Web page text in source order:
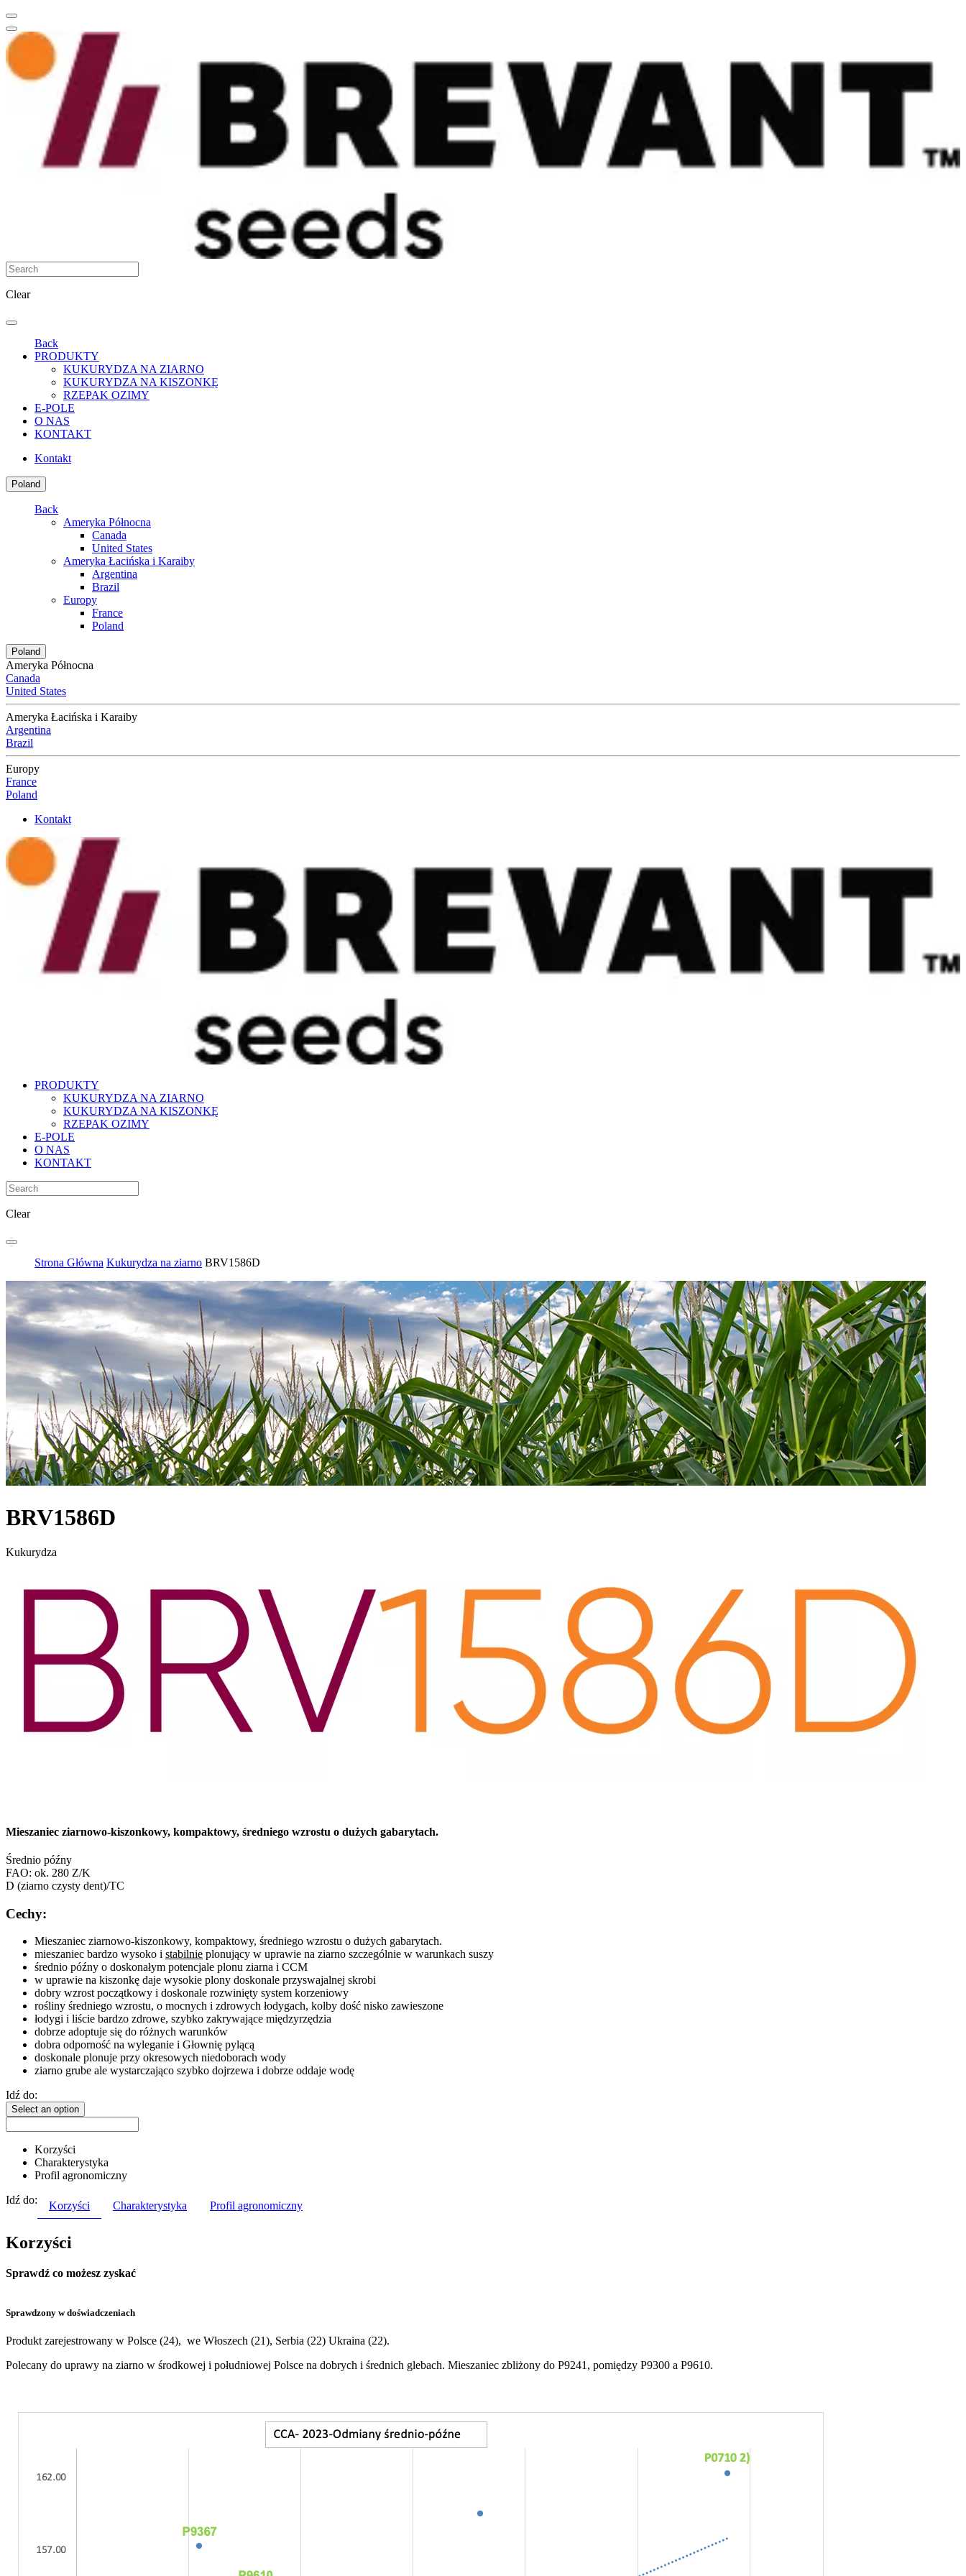
Clear
Back
PRODUKTY
KUKURYDZA NA ZIARNO
KUKURYDZA NA KISZONKĘ
RZEPAK OZIMY
E-POLE
O NAS
KONTAKT
Kontakt
Poland
Back
Ameryka Północna
Canada
United States
Ameryka Łacińska i Karaiby
Argentina
Brazil
Europy
France
Poland
Poland
Ameryka Północna
Canada
United States
Ameryka Łacińska i Karaiby
Argentina
Brazil
Europy
France
Poland
Kontakt
PRODUKTY
KUKURYDZA NA ZIARNO
KUKURYDZA NA KISZONKĘ
RZEPAK OZIMY
E-POLE
O NAS
KONTAKT
Clear
Strona Główna Kukurydza na ziarno BRV1586D
BRV1586D
Kukurydza
Mieszaniec ziarnowo-kiszonkowy, kompaktowy, średniego wzrostu o dużych gabarytach.
Średnio późny
FAO: ok. 280 Z/K
D (ziarno czysty dent)/TC
Cechy:
Mieszaniec ziarnowo-kiszonkowy, kompaktowy, średniego wzrostu o dużych gabarytach.
mieszaniec bardzo wysoko i stabilnie plonujący w uprawie na ziarno szczególnie w warunkach suszy
średnio późny o doskonałym potencjale plonu ziarna i CCM
w uprawie na kiszonkę daje wysokie plony doskonale przyswajalnej skrobi
dobry wzrost początkowy i doskonale rozwinięty system korzeniowy
rośliny średniego wzrostu, o mocnych i zdrowych łodygach, kolby dość nisko zawieszone
łodygi i liście bardzo zdrowe, szybko zakrywające międzyrzędzia
dobrze adoptuje się do różnych warunków
dobra odporność na wyleganie i Głownię pylącą
doskonale plonuje przy okresowych niedoborach wody
ziarno grube ale wystarczająco szybko dojrzewa i dobrze oddaje wodę
Idź do:
Select an option
Korzyści
Charakterystyka
Profil agronomiczny
Idź do:
Korzyści Charakterystyka Profil agronomiczny
Korzyści
Sprawdź co możesz zyskać
Sprawdzony w doświadczeniach
Produkt zarejestrowany w Polsce (24), we Włoszech (21), Serbia (22) Ukraina (22).
Polecany do uprawy na ziarno w środkowej i południowej Polsce na dobrych i średnich glebach. Mieszaniec zbliżony do P9241, pomiędzy P9300 a P9610.